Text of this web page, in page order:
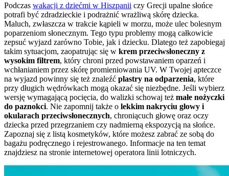
Podczas wakacji z dziećmi w Hiszpanii czy Grecji upalne słońce
potrafi być zdradzieckie i podrażnić wrażliwą skórę dziecka.
Maluch, zwłaszcza w trakcie kąpieli w morzu, może ulec bolesnym
poparzeniom słonecznym. Tego typu problemy mogą całkowicie
zepsuć wyjazd zarówno Tobie, jak i dziecku. Dlatego też zapobiegaj
takim sytuacjom, zaopatrując się w krem przeciwsłoneczny z
wysokim filtrem, który chroni przed powstawaniem oparzeń i
wchłanianiem przez skórę promieniowania UV. W Twojej apteczce
na wyjazd powinny się też znaleźć plastry na odparzenia, które
przy długich wędrówkach mogą okazać się niezbędne. Jeśli wybierz
wersję wymagającą pocięcia, do walizki schowaj też małe nożyczki
do paznokci. Nie zapomnij także o lekkim nakryciu głowy i
okularach przeciwsłonecznych, chroniącuch głowę oraz oczy
dziecka przed przegrzaniem czy nadmierną ekspozycją na słońce.
Zapoznaj się z listą kosmetyków, które możesz zabrać ze sobą do
bagażu podręcznego i rejestrowanego. Informacje na ten temat
znajdziesz na stronie internetowej operatora linii lotniczych.